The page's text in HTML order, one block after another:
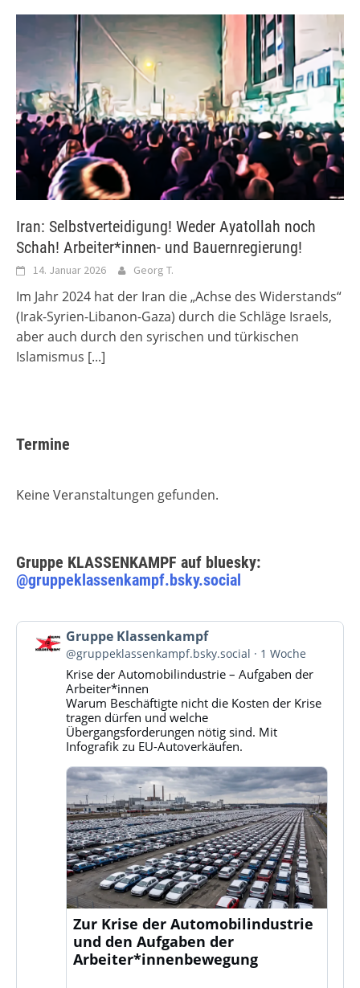
Iran: Selbstverteidigung! Weder Ayatollah noch
Schah! Arbeiter*innen- und Bauernregierung!
14. Januar 2026 Georg T.
Im Jahr 2024 hat der Iran die „Achse des Widerstands“
(Irak-Syrien-Libanon-Gaza) durch die Schläge Israels,
aber auch durch den syrischen und türkischen
Islamismus [...]
Termine
Keine Veranstaltungen gefunden.
Gruppe KLASSENKAMPF auf bluesky:
@gruppeklassenkampf.bsky.social
Beitrag
von
Gruppe
Klassenkampf
Bluesky
ansehen
Gruppe Klassenkampf
@gruppeklassenkampf.bsky.social 1 Woche
Krise der Automobilindustrie – Aufgaben der
Arbeiter*innen
Warum Beschäftigte nicht die Kosten der Krise
tragen dürfen und welche
Übergangsforderungen nötig sind. Mit
Infografik zu EU-Autoverkäufen.
Zur Krise der Automobilindustrie
und den Aufgaben der
Arbeiter*innenbewegung